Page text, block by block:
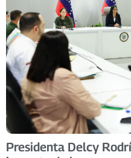
Presidenta Delcy